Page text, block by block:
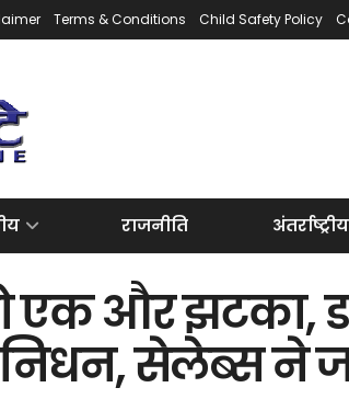
Terms & Conditions Child Safety Policy
राजनीति अंतर्राष्ट्रीय
एक और झटका,
सेलेब्स ने